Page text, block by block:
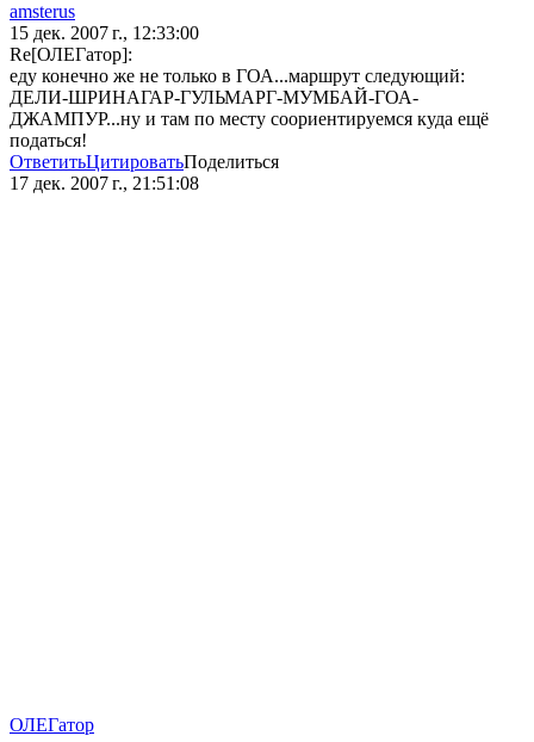
amsterus
15 дек. 2007 г., 12:33:00
Re[ОЛЕГатор]:
еду конечно же не только в ГОА...маршрут следующий:
ДЕЛИ-ШРИНАГАР-ГУЛЬМАРГ-МУМБАЙ-ГОА-
ДЖАМПУР...ну и там по месту соориентируемся куда ещё
податься!
ОтветитьЦитироватьПоделиться
17 дек. 2007 г., 21:51:08
ОЛЕГатор